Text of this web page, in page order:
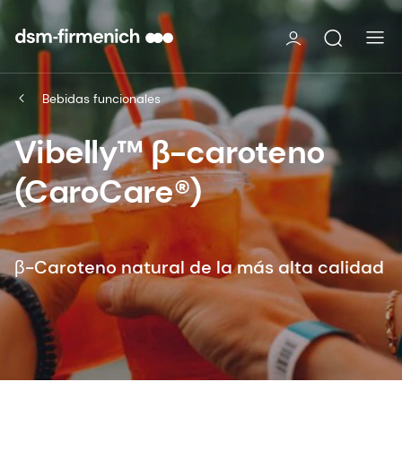
Bebidas funcionales
Vibelly™ β-caroteno
(CaroCare®)
β-Caroteno natural de la más alta calidad